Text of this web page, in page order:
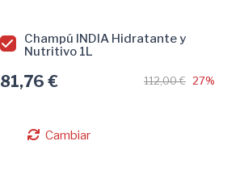
Champú INDIA Hidratante y
Nutritivo 1L
81,76 € 112,00 € 27%
Cambiar